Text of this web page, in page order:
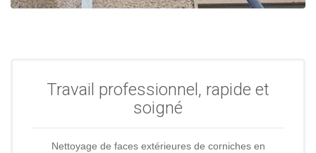
Travail professionnel, rapide et
soigné
Nettoyage de faces extérieures de corniches en